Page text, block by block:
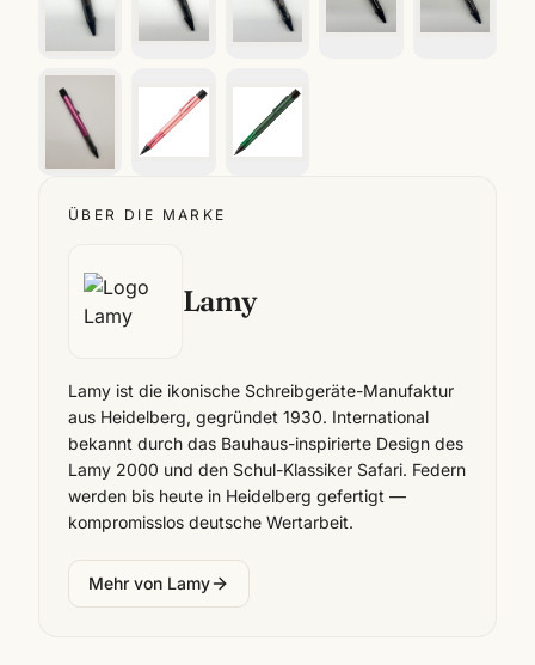
ÜBER DIE MARKE
Lamy
Lamy ist die ikonische Schreibgeräte-Manufaktur
aus Heidelberg, gegründet 1930. International
bekannt durch das Bauhaus-inspirierte Design des
Lamy 2000 und den Schul-Klassiker Safari. Federn
werden bis heute in Heidelberg gefertigt —
kompromisslos deutsche Wertarbeit.
Mehr von Lamy